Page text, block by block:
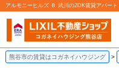
アルモニーヒルズ Ｂ 武川の2DK賃貸アパー
熊谷市の賃貸はコガネイハウジング